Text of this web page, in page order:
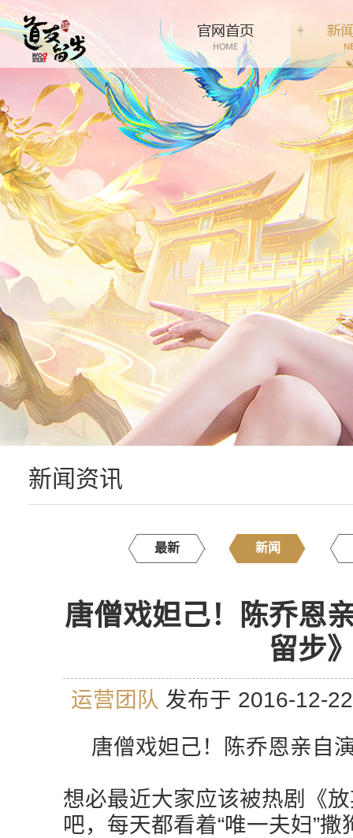
新闻资讯
最新 新闻
唐僧戏妲己！陈乔恩
留步
运营团队 发布于 2016-12-
唐僧戏妲己！陈乔恩亲自
想必最近大家应该被热剧《
吧，每天都看着“唯一夫妇”